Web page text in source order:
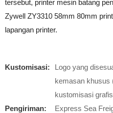
tersebut, printer mesin batang
Zywell ZY3310 58mm 80mm
lapangan printer.
Kustomisasi:
Logo yang
kemasan khusus
kustomisasi
Pengiriman:
Express Sea